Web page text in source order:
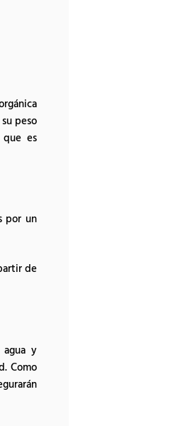
peso
es
por un
de
y
Como